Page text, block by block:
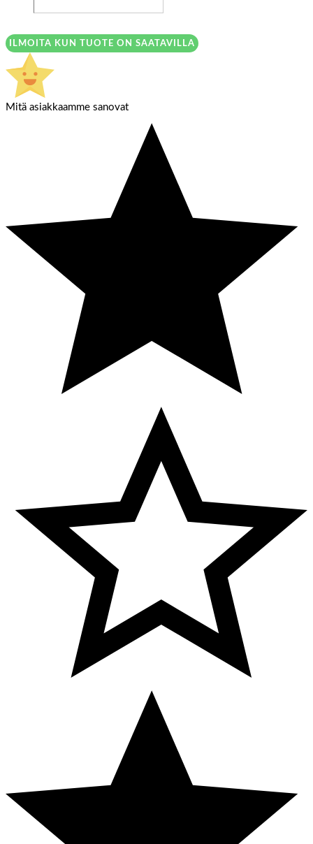
ILMOITA KUN TUOTE ON SAATAVILLA
Mitä asiakkaamme sanovat